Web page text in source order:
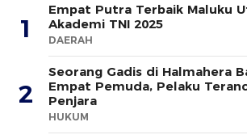
1
Empat Putra Terbaik Maluku
Akademi TNI 2025
DAERAH
2
Seorang Gadis di Halmahera
Empat Pemuda, Pelaku
Penjara
HUKUM